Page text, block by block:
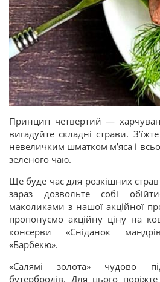
Принцип четвертий —
вигадуйте складні страви.
невеличким шматком м’яса і
зеленого чаю.
Ще буде час для розкішних
зараз дозвольте собі
маколиками з нашої акційної
пропонуємо акційну ціну на
консерви «Сніданок
«Барбекю».
«Салямі золота» чудово
бутербродів. Для цього